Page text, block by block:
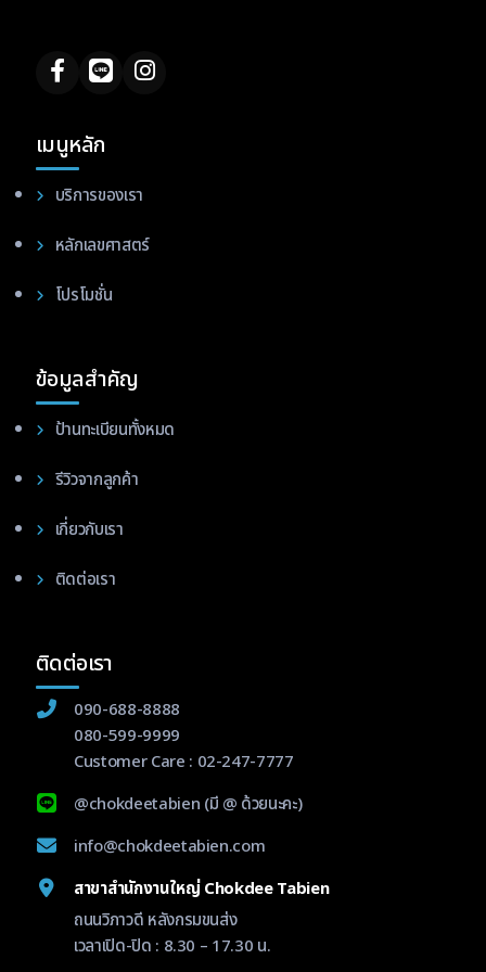
เมนูหลัก
บริการของเรา
หลักเลขศาสตร์
โปรโมชั่น
ข้อมูลสำคัญ
ป้านทะเบียนทั้งหมด
รีวิวจากลูกค้า
เกี่ยวกับเรา
ติดต่อเรา
ติดต่อเรา
090-688-8888
080-599-9999
Customer Care : 02-247-7777
@chokdeetabien (มี @ ด้วยนะคะ)
info@chokdeetabien.com
สาขาสำนักงานใหญ่ Chokdee Tabien
ถนนวิภาวดี หลังกรมขนส่ง
เวลาเปิด-ปิด : 8.30 – 17.30 น.